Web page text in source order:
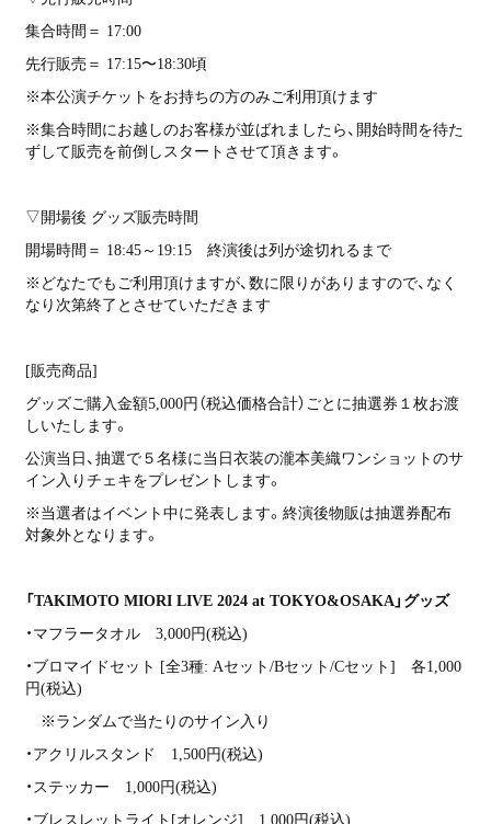
集合時間＝ 17:00
先行販売＝ 17:15〜18:30頃
※本公演チケットをお持ちの方のみご利用頂けます
※集合時間にお越しのお客様が並ばれましたら、開始時間を待た
ずして販売を前倒しスタートさせて頂きます。
▽開場後 グッズ販売時間
開場時間＝ 18:45～19:15 終演後は列が途切れるまで
※どなたでもご利用頂けますが、数に限りがありますので、なく
なり次第終了とさせていただきます
[販売商品]
グッズご購入金額5,000円（税込価格合計）ごとに抽選券１枚お渡
しいたします。
公演当日、抽選で５名様に当日衣装の瀧本美織ワンショットのサ
イン入りチェキをプレゼントします。
※当選者はイベント中に発表します。終演後物販は抽選券配布
対象外となります。
「TAKIMOTO MIORI LIVE 2024 at TOKYO&OSAKA」グッズ
・マフラータオル 3,000円(税込)
・ブロマイドセット [全3種: Aセット/Bセット/Cセット] 各1,000
円(税込)
※ランダムで当たりのサイン入り
・アクリルスタンド 1,500円(税込)
・ステッカー 1,000円(税込)
・ブレスレットライト[オレンジ] 1,000円(税込)